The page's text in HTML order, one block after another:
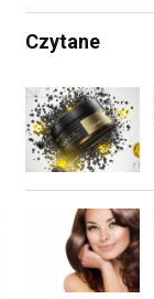
Czytane